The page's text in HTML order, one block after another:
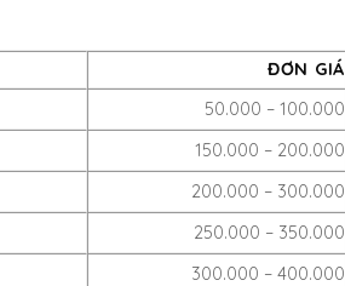
ĐƠN GIÁ
50.000 – 100.000
150.000 – 200.000
200.000 – 300.000
250.000 – 350.000
300.000 – 400.000